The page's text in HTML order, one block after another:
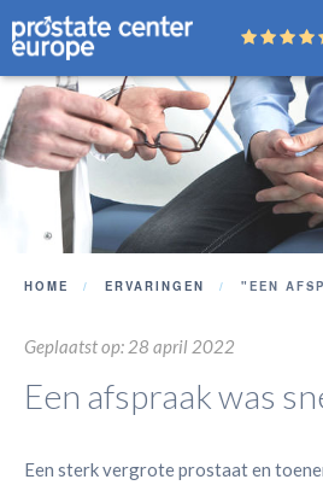
HOME ERVARINGEN "EEN
Geplaatst op: 28 april 2022
Een afspraak was
Een sterk vergrote prostaat en